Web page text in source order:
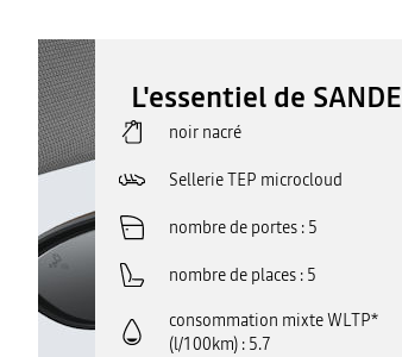
L'essentiel de
noir nacré
Sellerie TEP microcloud
nombre de portes 5
nombre de places 5
consommation mixte WLTP*
(l/100km) 5.7